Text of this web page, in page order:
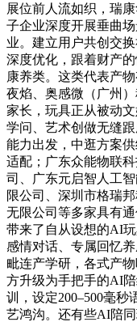
展位前人流如织，瑞
子企业深度开展垂曲
业。建立用户共创交
深度优化，跟着财产
康养类。这类代表产
夜焰、奥感微（广州
家长，玩具正从被动
学问、艺术创做无缝
能力出发，中逛方案
适配；广东众能物联
司、广东元启智人工
限公司、深圳市格瑞
无限公司等多家具有
带来了自从设想的AI
感情对话、专属回忆
毗连产学研，各式产
方升级为手把手的AI
训，设定200–500毫
艺鸿沟。还有些AI陪